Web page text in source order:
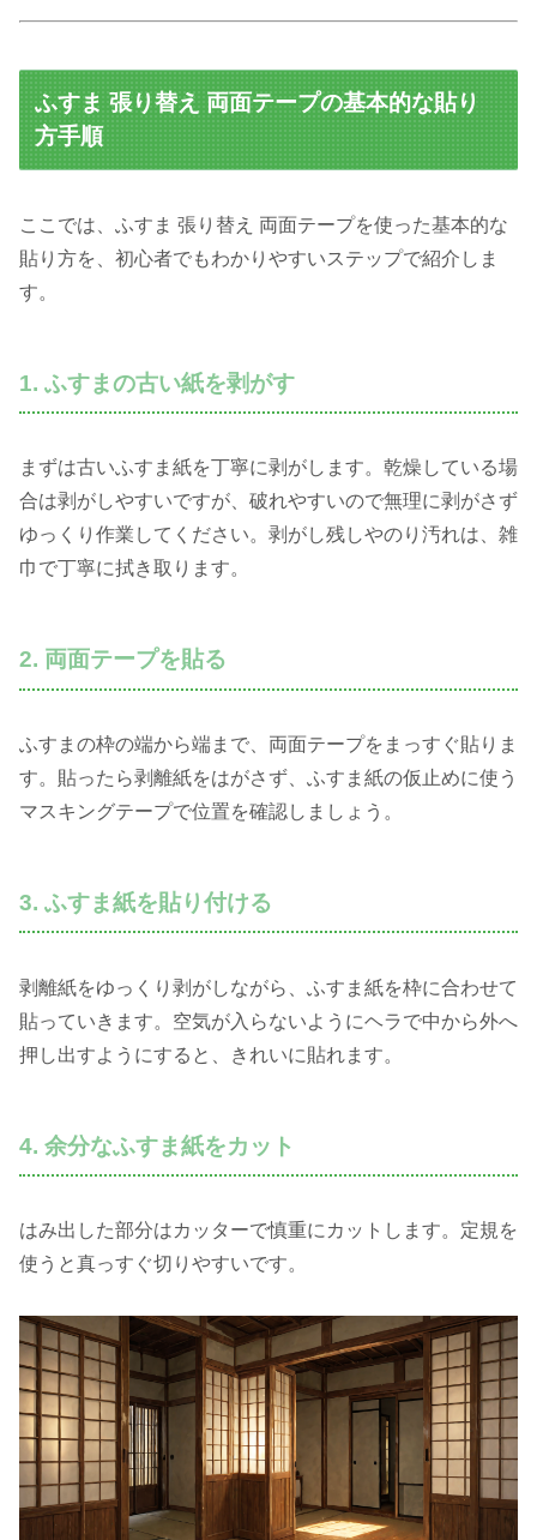
ふすま 張り替え 両面テープの基本的な貼り
方手順
ここでは、ふすま 張り替え 両面テープを使った基本的な
貼り方を、初心者でもわかりやすいステップで紹介しま
す。
1. ふすまの古い紙を剥がす
まずは古いふすま紙を丁寧に剥がします。乾燥している場
合は剥がしやすいですが、破れやすいので無理に剥がさず
ゆっくり作業してください。剥がし残しやのり汚れは、雑
巾で丁寧に拭き取ります。
2. 両面テープを貼る
ふすまの枠の端から端まで、両面テープをまっすぐ貼りま
す。貼ったら剥離紙をはがさず、ふすま紙の仮止めに使う
マスキングテープで位置を確認しましょう。
3. ふすま紙を貼り付ける
剥離紙をゆっくり剥がしながら、ふすま紙を枠に合わせて
貼っていきます。空気が入らないようにヘラで中から外へ
押し出すようにすると、きれいに貼れます。
4. 余分なふすま紙をカット
はみ出した部分はカッターで慎重にカットします。定規を
使うと真っすぐ切りやすいです。